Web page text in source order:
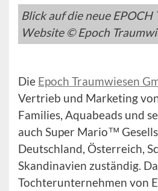
Blick auf die neue EPOCH
Website © Epoch
Die Epoch Traumwiesen
Vertrieb und Marketing
Families, Aquabeads und
auch Super Mario™
Deutschland, Österreich,
Skandinavien zuständig.
Tochterunternehmen von